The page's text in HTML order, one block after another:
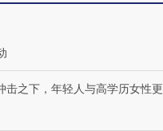
击之下，年轻人与高学历女性更